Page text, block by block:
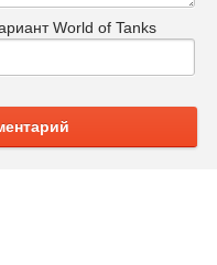
World of Tanks